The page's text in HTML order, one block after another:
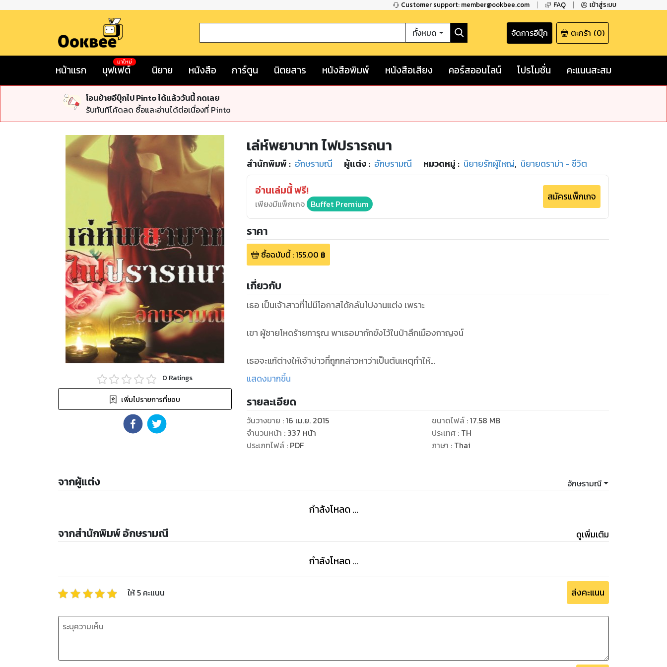
Customer support: member@ookbee.com FAQ เข้าสู่ระบบ
ทั้งหมด จัดการอีบุ๊ก ตะกร้า (0)
หน้าแรก บุฟเฟต์
มาใหม่
นิยาย หนังสือ การ์ตูน นิตยสาร หนังสือพิมพ์ หนังสือเสียง คอร์สออนไลน์ โปรโมชั่น คะแนนสะสม
โอนย้ายอีบุ๊กไป Pinto ได้แล้ววันนี้ กดเลย
รับทันทีโค้ดลด ซื้อและอ่านได้ต่อเนื่องที่ Pinto
0 Ratings
เพิ่มไปรายการที่ชอบ
เล่ห์พยาบาท ไฟปรารถนา
สำนักพิมพ์ : อักษรามณี ผู้แต่ง : อักษรามณี หมวดหมู่ : นิยายรักผู้ใหญ่, นิยายดราม่า - ชีวิต
อ่านเล่มนี้ ฟรี!
เพียงมีแพ็กเกจ Buffet Premium
สมัครแพ็กเกจ
ราคา
ซื้อฉบับนี้:155.00 ฿
เกี่ยวกับ
เธอ เป็นเจ้าสาวที่ไม่มีโอกาสได้กลับไปงานแต่ง เพราะ
เขา ผู้ชายโหดร้ายทารุณ พาเธอมากักขังไว้ในป่าลึกเมืองกาญจน์
เธอจะแก้ต่างให้เจ้าบ่าวที่ถูกกล่าวหาว่าเป็นต้นเหตุทำให้
หากแต่เล่ห์แห่งความพยาบาทนั้นกลับจุดไฟปรารถนา
จนบุรุษใจหินเช่นเขากลับต้องถลำลึกเข้าสู่บ่วงรักเกินจะหักห้ามใจ
แสดงมากขึ้น
รายละเอียด
วันวางขาย :16 เม.ย. 2015
จำนวนหน้า : 337 หน้า
ประเภทไฟล์: PDF
ขนาดไฟล์:17.58 MB
ประเทศ : TH
ภาษา : Thai
จากผู้แต่ง อักษรามณี
กำลังโหลด ...
จากสำนักพิมพ์ อักษรามณี ดูเพิ่มเติม
กำลังโหลด ...
ให้ 5 คะแนน ส่งคะแนน